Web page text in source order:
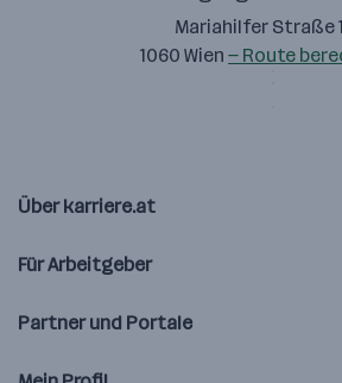
Mariahilfer Straße
1060 Wien — Route
Über karriere.at
Für Arbeitgeber
Partner und Portale